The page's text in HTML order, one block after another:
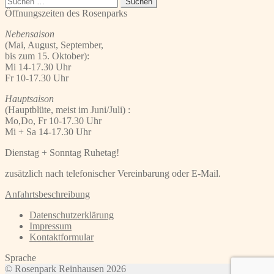
nach:
Öffnungszeiten des Rosenparks
Nebensaison
(Mai, August, September,
bis zum 15. Oktober):
Mi 14-17.30 Uhr
Fr 10-17.30 Uhr
Hauptsaison
(Hauptblüte, meist im Juni/Juli) :
Mo,Do, Fr 10-17.30 Uhr
Mi + Sa 14-17.30 Uhr
Dienstag + Sonntag Ruhetag!
zusätzlich nach telefonischer Vereinbarung oder E-Mail.
Anfahrtsbeschreibung
Datenschutzerklärung
Impressum
Kontaktformular
Sprache
© Rosenpark Reinhausen 2026